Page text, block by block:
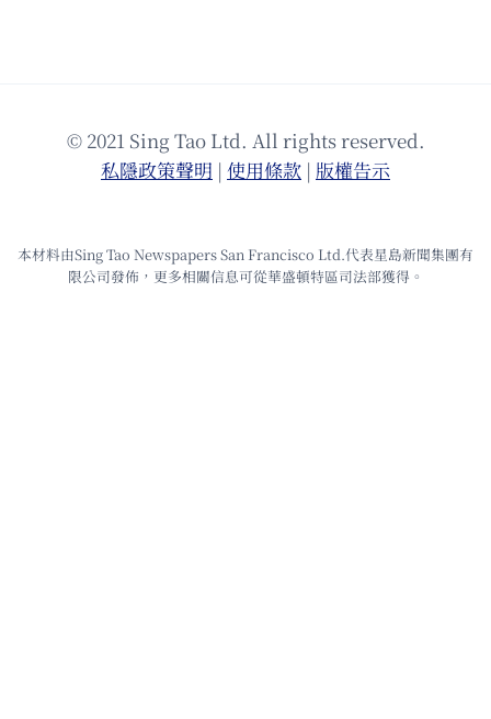
© 2021 Sing Tao Ltd. All rights reserved.
私隱政策聲明 | 使⽤條款 | 版權告⽰
本材料由Sing Tao Newspapers San Francisco Ltd.代表星島新聞集團有
限公司發佈，更多相關信息可從華盛頓特區司法部獲得。